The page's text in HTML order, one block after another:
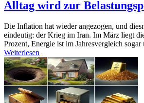
Alltag wird zur
Die Inflation hat wieder angezogen, und
eindeutig: der Krieg im Iran. Im März liegt
Prozent, Energie ist im Jahresvergleich
Weiterlesen